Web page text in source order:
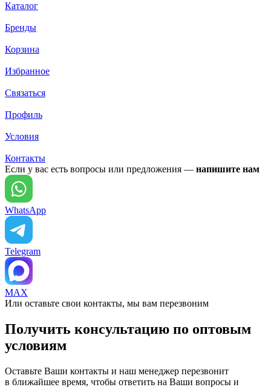
Каталог
Бренды
Корзина
Избранное
Связаться
Профиль
Условия
Контакты
Если у вас есть вопросы или предложения — напишите нам
WhatsApp
Telegram
MAX
Или оставьте свои контакты, мы вам перезвоним
Получить консультацию по оптовым
условиям
Оставьте Ваши контакты и наш менеджер перезвонит
в ближайшее время, чтобы ответить на Ваши вопросы и